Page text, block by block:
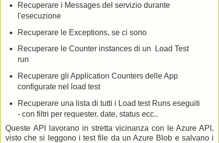
Recuperare i Messages del servizio durante
l'esecuzione
Recuperare le Exceptions, se ci sono
Recuperare le Counter instances di un Load Test
run
Recuperare gli Application Counters delle App
configurate nel load test
Recuperare una lista di tutti i Load test Runs eseguiti
- con filtri per requester, date, status ecc..
Queste API lavorano in stretta vicinanza con le Azure API,
visto che si leggono i test file da un Azure Blob e salvano i